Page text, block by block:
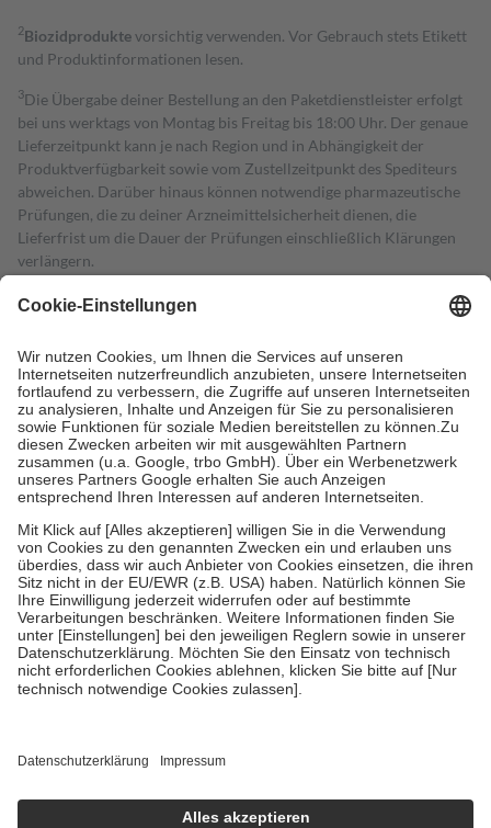
2Biozidproduktevorsichtig verwenden. Vor Gebrauch stets Etikett
und Produktinformationen lesen.
3Die Übergabe deiner Bestellung an den Paketdienstleister erfolgt
bei uns werktags von Montag bis Freitag bis 18:00 Uhr. Der genaue
Lieferzeitpunkt kann je nach Region und in Abhängigkeit der
Produktverfügbarkeit sowie vom Zustellzeitpunkt des Spediteurs
abweichen. Darüber hinaus können notwendige pharmazeutische
Prüfungen, die zu deiner Arzneimittelsicherheit dienen, die
Lieferfrist um die Dauer der Prüfungen einschließlich Klärungen
verlängern.
4Für verschreibungspflichtige Medikamente stellt der Arzt ein
gesetzliche Krankenversicherung übernimmt in der Regel die
Kosten dafür, der Versicherte trägt einen Teil davon als Zuzahlung
mit.
Grundsätzlich leisten Mitglieder Zuzahlungen in Höhe von zehn
Prozent des Abgabepreises,mindestensjedochfünf Euro
höchstens zehn Euro.Es sind jedoch nie mehr als die tatsächlichen
Kosten der Leistung zu entrichten.
Diese Regeln gelten grundsätzlich auch für Online-Apotheken.
Bei Heilmitteln und häuslicher Krankenpflege beträgt die
Zuzahlung zehn Prozent der Kosten sowie zehn Euro je
Verordnung.
Um das Engagement der Versicherten für ihre eigene Gesundheit zu
stärken und die besondere Stellung der Familie zu unterstützen,
fallenkeine Zuzahlungenan bei:
• Kindern und Jugendlichen bis zum vollendeten 18. Lebensjahr
mit Ausnahme der Fahrkosten
• empfohlenen Schutzimpfungen